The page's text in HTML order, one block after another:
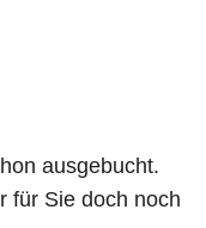
ausgebucht.
für Sie doch noch